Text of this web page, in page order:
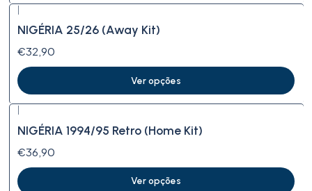
NIGÉRIA 25/26 (Away Kit)
€32,90
Ver opções
NIGÉRIA 1994/95 Retro (Home Kit)
€36,90
Ver opções